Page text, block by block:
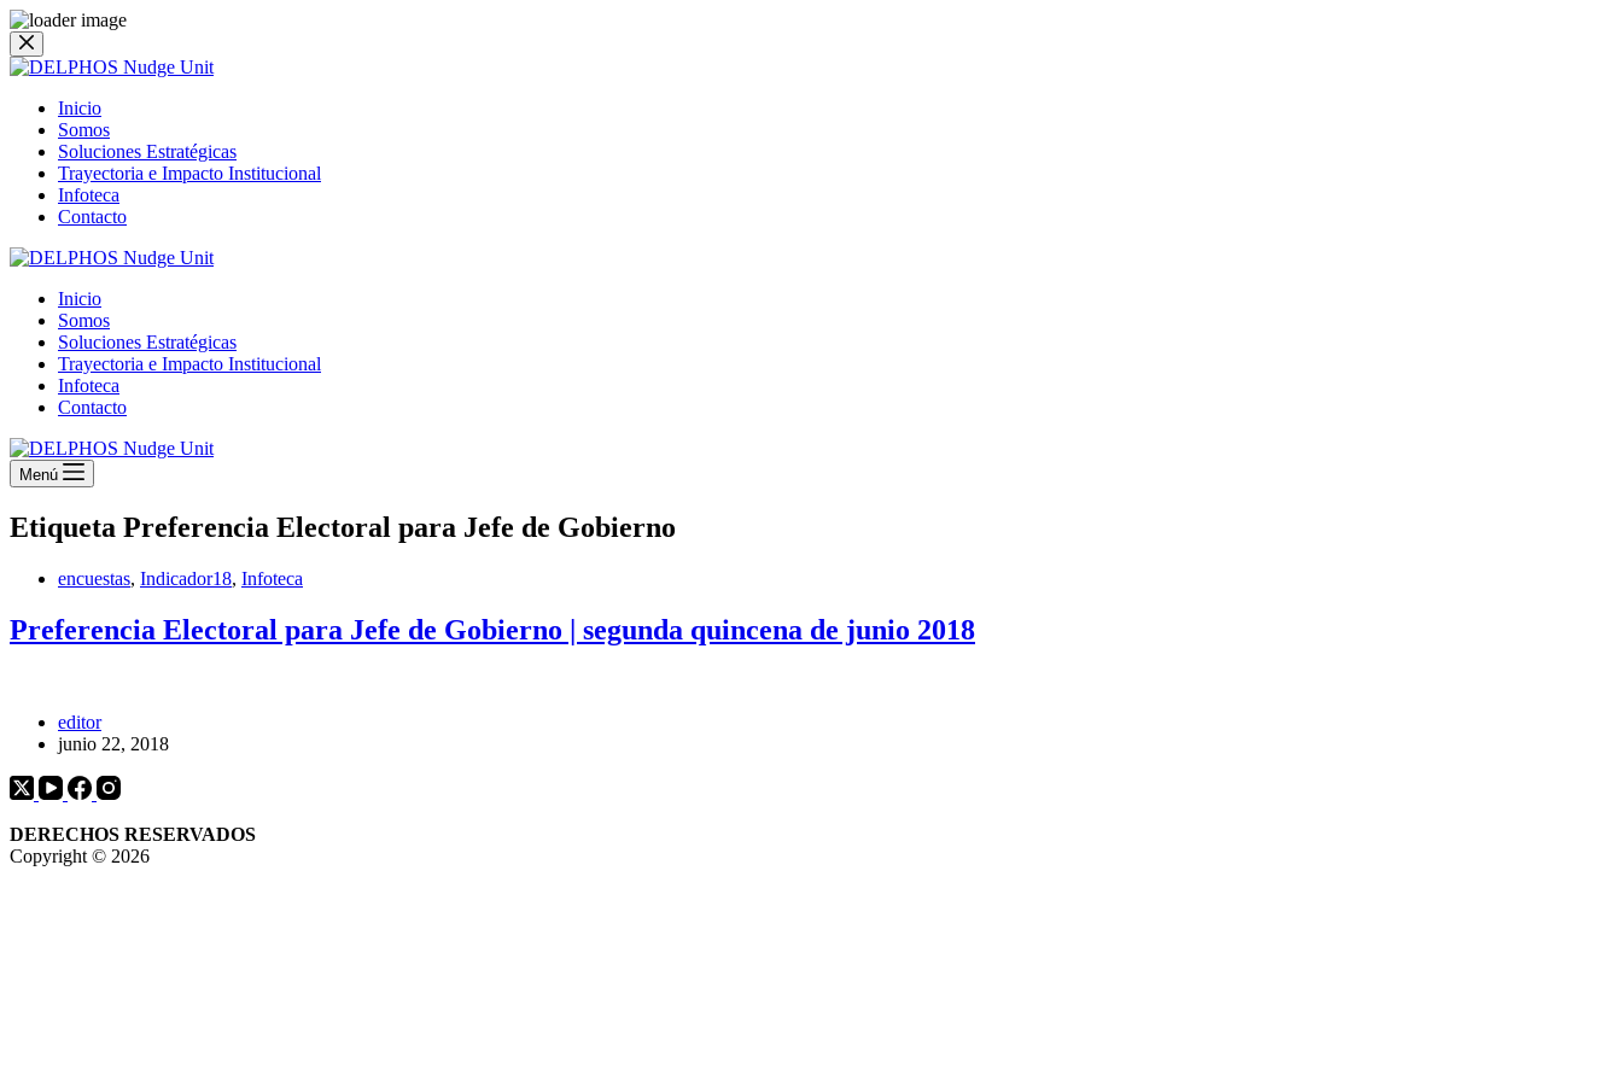
Saltar
al
Inicio
Somos
Soluciones Estratégicas
Trayectoria e Impacto Institucional
Infoteca
Contacto
Inicio
Somos
Soluciones Estratégicas
Trayectoria e Impacto Institucional
Infoteca
Contacto
Menú
Etiqueta Preferencia Electoral para Jefe de Gobierno
encuestas, Indicador18, Infoteca
Preferencia Electoral para Jefe de Gobierno | segunda quincena de junio 2018
editor
junio 22, 2018
DERECHOS RESERVADOS
Copyright © 2026